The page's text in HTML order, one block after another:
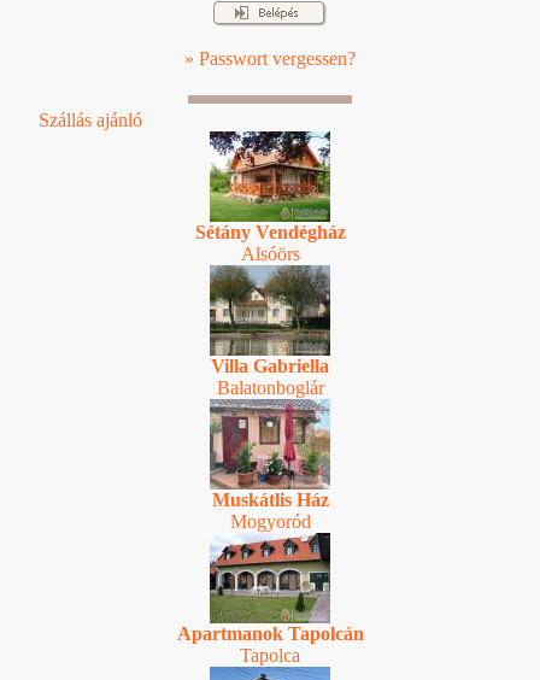
» Passwort vergessen?
Szállás ajánló
Sétány Vendégház
Alsóörs
Villa Gabriella
Balatonboglár
Muskátlis Ház
Mogyoród
Apartmanok Tapolcán
Tapolca